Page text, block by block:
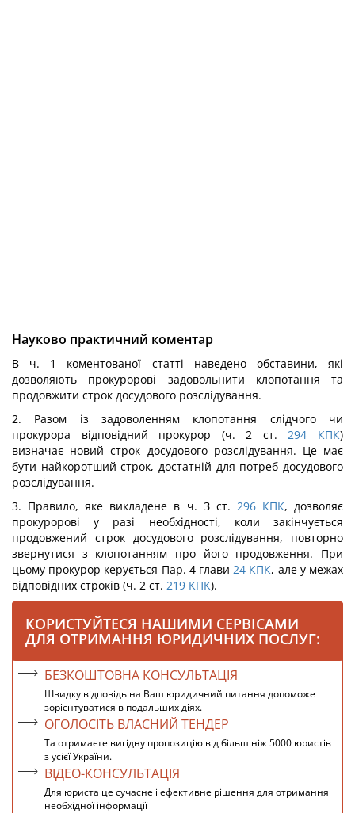
Науково практичний коментар
В ч. 1 коментованої статті наведено обставини, які
дозволяють прокуророві задовольнити клопотання та
продовжити строк досудового розслідування.
2. Разом із задоволенням клопотання слідчого чи
прокурора відповідний прокурор (ч. 2 ст. 294 КПК)
визначає новий строк досудового розслідування. Це має
бути найкоротший строк, достатній для потреб досудового
розслідування.
3. Правило, яке викладене в ч. З ст. 296 КПК, дозволяє
прокуророві у разі необхідності, коли закінчується
продовжений строк досудового розслідування, повторно
звернутися з клопотанням про його продовження. При
цьому прокурор керується Пар. 4 глави 24 КПК, але у межах
відповідних строків (ч. 2 ст. 219 КПК).
КОРИСТУЙТЕСЯ НАШИМИ СЕРВІСАМИ
ДЛЯ ОТРИМАННЯ ЮРИДИЧНИХ ПОСЛУГ:
БЕЗКОШТОВНА КОНСУЛЬТАЦІЯ
Швидку відповідь на Ваш юридичний питання допоможе
зорієнтуватися в подальших діях.
ОГОЛОСІТЬ ВЛАСНИЙ ТЕНДЕР
Та отримаєте вигідну пропозицію від більш ніж 5000 юристів
з усієї України.
ВІДЕО-КОНСУЛЬТАЦІЯ
Для юриста це сучасне і ефективне рішення для отримання
необхідної інформації